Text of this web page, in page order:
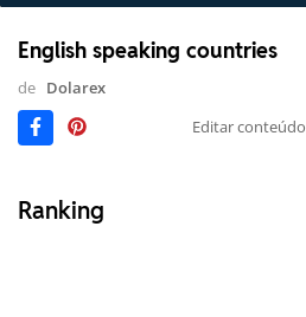
English speaking countries
de Dolarex
Editar conteúdo
Ranking